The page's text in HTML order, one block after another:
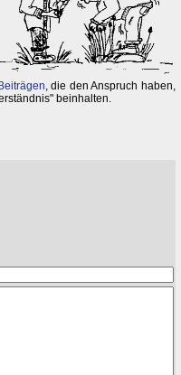
, die den Anspruch haben,
beinhalten.